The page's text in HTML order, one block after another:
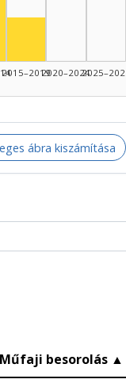
2015–20192020–20242025–2026
ábra kiszámítása
Műfaji besorolás ▲